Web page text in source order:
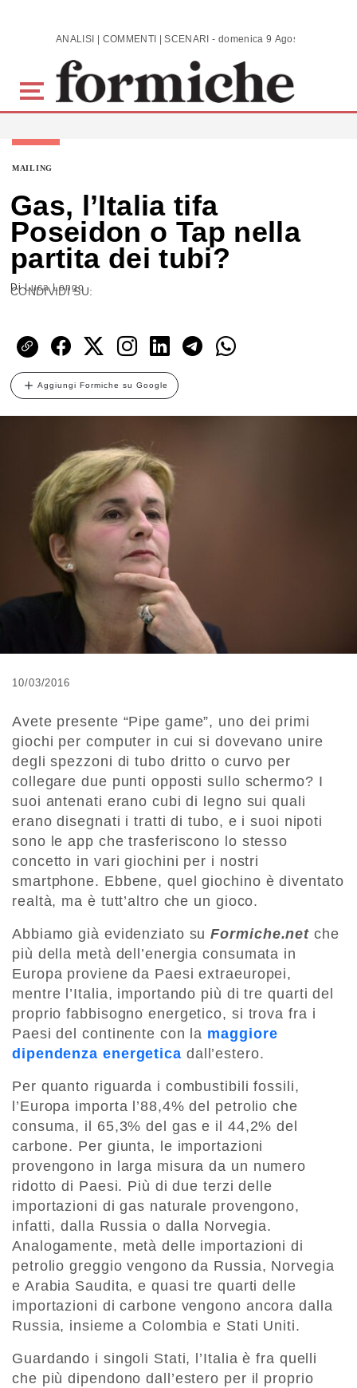
Skip to main content ANALISI | COMMENTI | SCENARI - domenica 9 Agosto 2026
MAILING
Gas, l’Italia tifa
Poseidon o Tap nella
partita dei tubi?
DiLuca Longo
CONDIVIDI SU:
Aggiungi Formiche su Google
10/03/2016
Avete presente “Pipe game”, uno dei primi
giochi per computer in cui si dovevano unire
degli spezzoni di tubo dritto o curvo per
collegare due punti opposti sullo schermo? I
suoi antenati erano cubi di legno sui quali
erano disegnati i tratti di tubo, e i suoi nipoti
sono le app che trasferiscono lo stesso
concetto in vari giochini per i nostri
smartphone. Ebbene, quel giochino è diventato
realtà, ma è tutt’altro che un gioco.
Abbiamo già evidenziato suFormiche.net che
più della metà dell’energia consumata in
Europa proviene da Paesi extraeuropei,
mentre l’Italia, importando più di tre quarti del
proprio fabbisogno energetico, si trova fra i
Paesi del continente con la maggiore
dipendenza energetica dall’estero.
Per quanto riguarda i combustibili fossili,
l’Europa importa l’88,4% del petrolio che
consuma, il 65,3% del gas e il 44,2% del
carbone. Per giunta, le importazioni
provengono in larga misura da un numero
ridotto di Paesi. Più di due terzi delle
importazioni di gas naturale provengono,
infatti, dalla Russia o dalla Norvegia.
Analogamente, metà delle importazioni di
petrolio greggio vengono da Russia, Norvegia
e Arabia Saudita, e quasi tre quarti delle
importazioni di carbone vengono ancora dalla
Russia, insieme a Colombia e Stati Uniti.
Guardando i singoli Stati, l’Italia è fra quelli
che più dipendono dall’estero per il proprio